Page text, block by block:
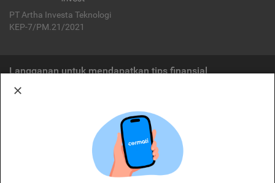
PT Artha Investa Teknologi
KEP-7/PM.21/2021
Langganan untuk mendapatkan tips finansial
Cermati merupakan penyelenggara agregasi jasa keuangan yang terdaftar di
OJK. Oleh karena itu, produk dan/atau layanan jasa keuangan yang
ditawarkan bukan merupakan produk dan/atau layanan jasa keuangan yang
diterbitkan oleh Cermati dan Cermati tidak bertanggung jawab atas tuntutan